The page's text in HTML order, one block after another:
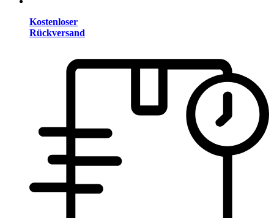
Kostenloser
Rückversand